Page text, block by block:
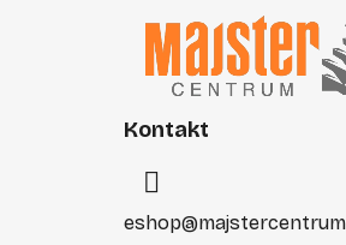
Kontakt
eshop@